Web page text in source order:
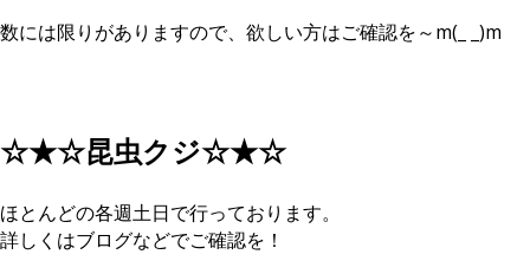
数には限りがありますので、欲しい方はご確認を～m(_ _)m
☆★☆昆虫クジ☆★☆
ほとんどの各週土日で行っております。
詳しくはブログなどでご確認を！